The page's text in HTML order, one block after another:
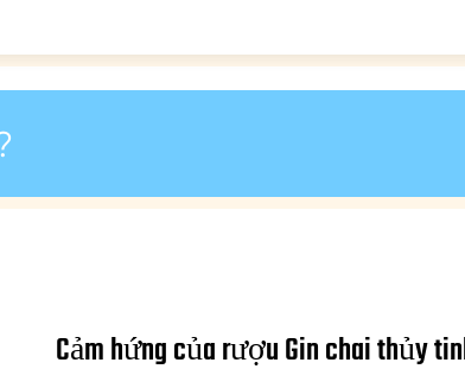
Cảm hứng của rượu Gin chai thủy